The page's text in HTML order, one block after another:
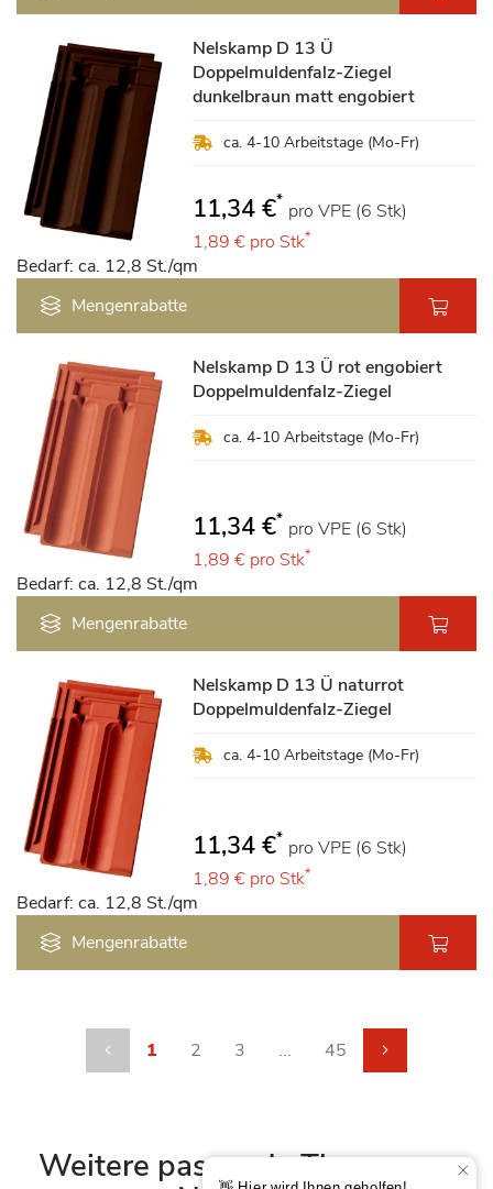
Nelskamp D 13 Ü
Doppelmuldenfalz-Ziegel
dunkelbraun matt engobiert
ca. 4-10 Arbeitstage (Mo-Fr)
11,34 €* pro VPE (6 Stk)
1,89 € pro Stk*
Bedarf: ca. 12,8 St./qm
Mengenrabatte
Nelskamp D 13 Ü rot engobiert
Doppelmuldenfalz-Ziegel
ca. 4-10 Arbeitstage (Mo-Fr)
11,34 €* pro VPE (6 Stk)
1,89 € pro Stk*
Bedarf: ca. 12,8 St./qm
Mengenrabatte
Nelskamp D 13 Ü naturrot
Doppelmuldenfalz-Ziegel
ca. 4-10 Arbeitstage (Mo-Fr)
11,34 €* pro VPE (6 Stk)
1,89 € pro Stk*
Bedarf: ca. 12,8 St./qm
Mengenrabatte
Seite
ZurückSie lesen gerade die Seite
1 Seite
2 Seite
3 ... Seite
45
Weitere passende Themen zu